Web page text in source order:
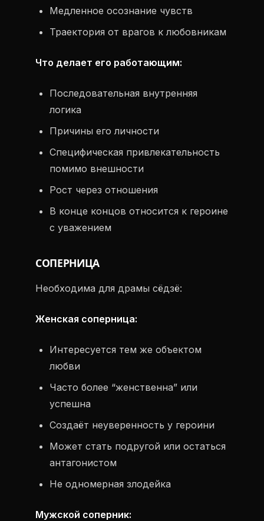
Медленное осознание чувств
Траектория от врагов к любовникам
Что делает его работающим:
Последовательная внутренняя
логика
Причины его личности
Специфическая привлекательность
помимо внешности
Рост через отношения
В конце концов относится к героине
с уважением
СОПЕРНИЦА
Необходима для драмы сёдзё:
Женская соперница:
Интересуется тем же объектом
любви
Часто более “женственна” или
успешна
Создаёт неуверенность у героини
Может стать подругой или остаться
антагонистом
Не одномерная злодейка
Мужской соперник: